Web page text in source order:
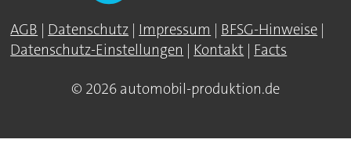
AGB | Datenschutz | Impressum | BFSG-Hinweise |
Datenschutz-Einstellungen | Kontakt | Facts
© 2026 automobil-produktion.de